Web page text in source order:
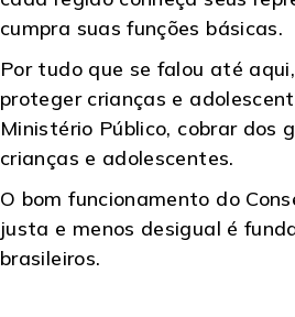
cumpra suas funções básicas.
Por tudo que se falou até
proteger crianças e
Ministério Público, cobrar dos
crianças e adolescentes.
O bom funcionamento do
justa e menos desigual é
brasileiros.